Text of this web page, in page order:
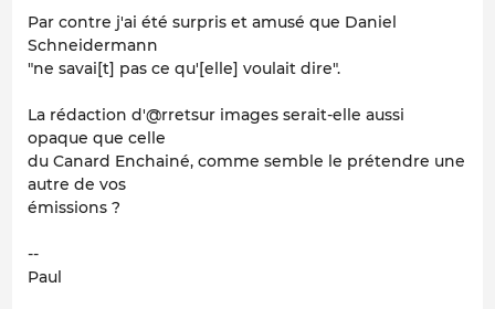
Par contre j'ai été surpris et amusé que Daniel
Schneidermann
"ne savai[t] pas ce qu'[elle] voulait dire".
La rédaction d'@rretsur images serait-elle aussi
opaque que celle
du Canard Enchainé, comme semble le prétendre une
autre de vos
émissions ?
--
Paul